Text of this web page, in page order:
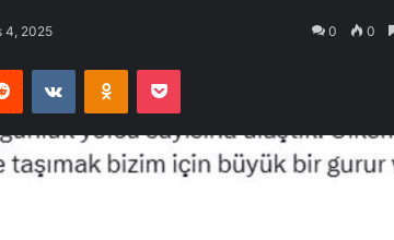
4, 2025 0 0
Reddit VKontakteOdnoklassniki
Pocket